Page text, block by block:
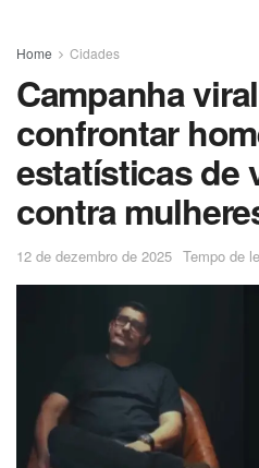
Home Cidades
Campanha
confrontar
estatísticas de
contra
12 de dezembro de 2025 Tempo de